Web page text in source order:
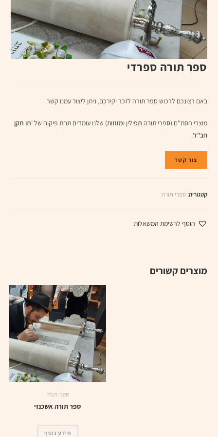
ספר תורה ספרדי
באם רצונכם לרכוש ספר תורה לזכר יקירכם, ניתן ליצור עמנו קשר.
מוצרי הסת"ם (ספרי תורה תפילין ומזוזות) שלנו עומדים תחת פיקוח של 'תו תקן
חב"ד'.
צור קשר
קטגוריה:ספרי תורה
הוסף לרשימת המשאלות
מוצרים קשורים
ספרי תורה
ספר תורה אשכנזי
מידע נוסף